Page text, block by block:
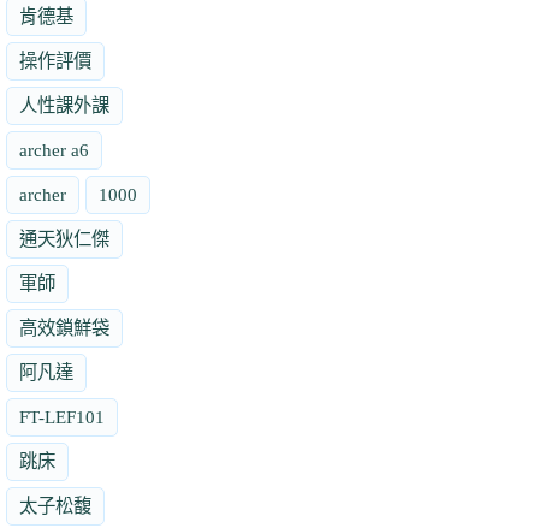
肯德基
操作評價
人性課外課
archer a6
archer 1000
通天狄仁傑
軍師
高效鎖鮮袋
阿凡達
FT-LEF101
跳床
太子松馥